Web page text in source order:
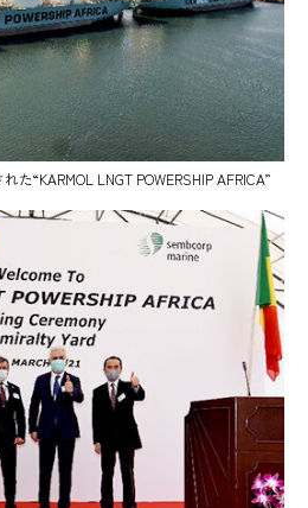
た“KARMOL LNGT POWERSHIP AFRICA”